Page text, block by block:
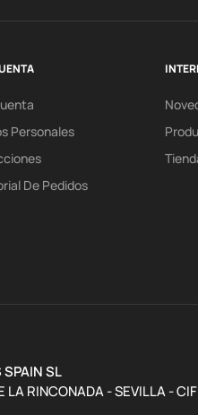
Personales
De Pedidos
SPAIN SL
LA RINCONADA - SEVILLA -